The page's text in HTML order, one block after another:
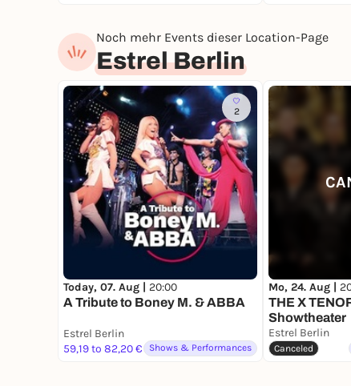
Noch mehr Events dieser Location-Page
Estrel Berlin
2
Today, 07. Aug | 20:00
A Tribute to Boney M. & ABBA
Estrel Berlin
59,19 to 82,20 €
Shows & Performances
Mo, 24. Aug |
THE X
Showtheater
Estrel Berlin
Canceled